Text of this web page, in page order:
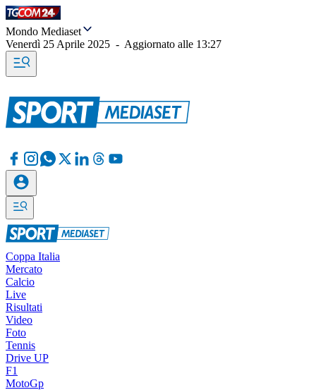
Mondo Mediaset
Venerdì 25 Aprile 2025 - Aggiornato alle 13:27
Coppa Italia
Mercato
Calcio
Live
Risultati
Video
Foto
Tennis
Drive UP
F1
MotoGp